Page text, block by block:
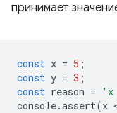
принимает
const x = 5 ;
const y = 3 ;
const reason = 'x
console.assert(x